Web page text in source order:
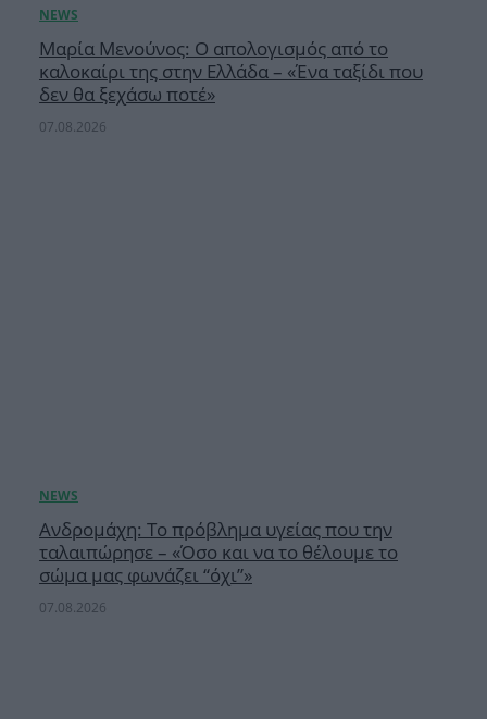
Μαρία Μενούνος: Ο απολογισμός από το
καλοκαίρι της στην Ελλάδα – «Ένα ταξίδι που
δεν θα ξεχάσω ποτέ»
07.08.2026
Ανδρομάχη: Το πρόβλημα υγείας που την
ταλαιπώρησε – «Όσο και να το θέλουμε το
σώμα μας φωνάζει “όχι”»
07.08.2026